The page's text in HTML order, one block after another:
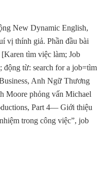
New Dynamic English,
vị thính giả. Phần đầu bài
[Karen tìm việc làm; Job
động từ: search for a job=tìm
Anh Ngữ Thương
Moore phỏng vấn Michael
Part 4— Giới thiệu
trong công việc”, job